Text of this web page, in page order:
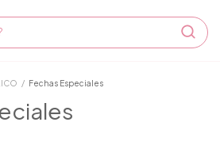
/ Fechas Especiales